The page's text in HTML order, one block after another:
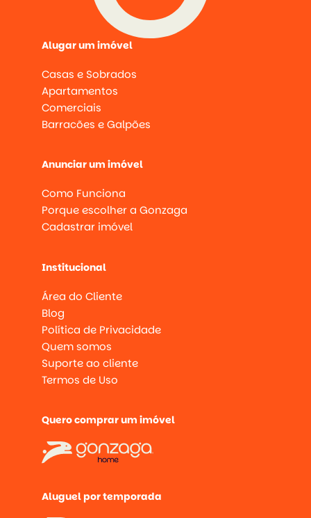
Alugar um imóvel
Casas e Sobrados
Apartamentos
Comerciais
Barracões e Galpões
Anunciar um imóvel
Como Funciona
Porque escolher a Gonzaga
Cadastrar imóvel
Institucional
Área do Cliente
Blog
Política de Privacidade
Quem somos
Suporte ao cliente
Termos de Uso
Quero comprar um imóvel
Aluguel por temporada